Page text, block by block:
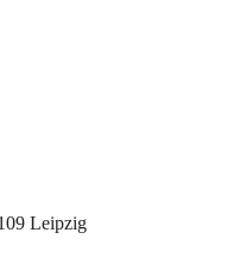
Leipzig